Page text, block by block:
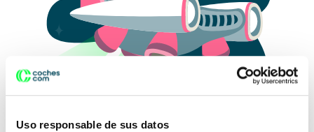
Uso responsable de sus datos